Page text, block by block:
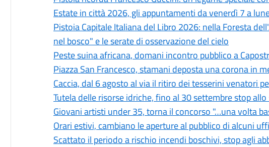
Estate in città 2026, gli appuntamenti da venerdì 7 a
Pistoia Capitale Italiana del Libro 2026: nella Foresta
nel bosco" e le serate di osservazione del cielo
Peste suina africana, domani incontro pubblico a
Piazza San Francesco, stamani deposta una corona in
Caccia, dal 6 agosto al via il ritiro dei tesserini venatori
Tutela delle risorse idriche, fino al 30 settembre stop
Giovani artisti under 35, torna il concorso "…una volta
Orari estivi, cambiano le aperture al pubblico di alcuni
Scattato il periodo a rischio incendi boschivi, stop agli